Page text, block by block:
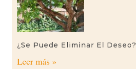
¿Se Puede Eliminar El Deseo?
Leer más »